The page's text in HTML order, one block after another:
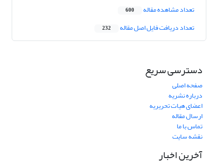
تعداد مشاهده مقاله 600
تعداد دریافت فایل اصل مقاله 232
دسترسی سریع
صفحه اصلی
درباره نشریه
اعضای هیات تحریریه
ارسال مقاله
تماس با ما
نقشه سایت
آخرین اخبار